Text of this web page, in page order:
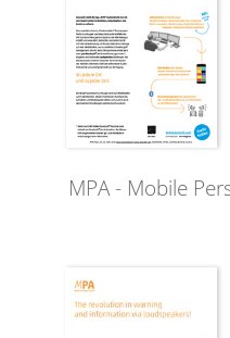
MPA - Mobile